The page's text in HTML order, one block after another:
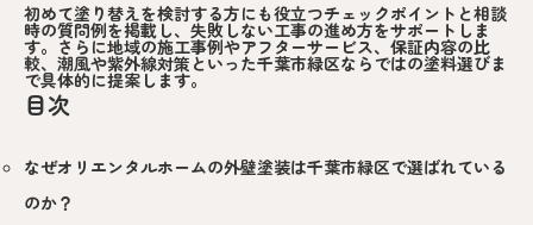
初めて塗り替えを検討する方にも役立つチェックポイントと相談
時の質問例を掲載し、失敗しない工事の進め方をサポートしま
す。さらに地域の施工事例やアフターサービス、保証内容の比
較、潮風や紫外線対策といった千葉市緑区ならではの塗料選びま
で具体的に提案します。
目次
なぜオリエンタルホームの外壁塗装は千葉市緑区で選ばれている
のか？